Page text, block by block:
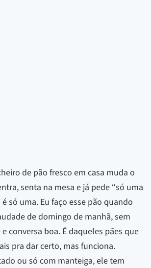
de pão fresco em casa muda o
senta na mesa e já pede “só uma
só uma. Eu faço esse pão quando
de domingo de manhã, sem
conversa boa. É daqueles pães que
pra dar certo, mas funciona.
ou só com manteiga, ele tem